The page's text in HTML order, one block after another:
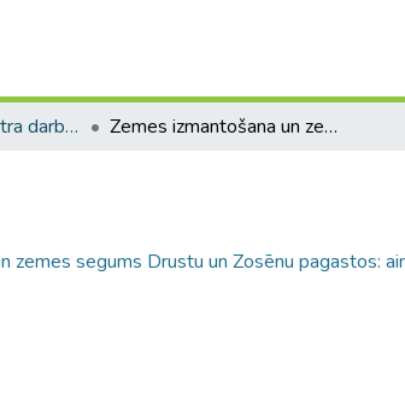
Bakalaura un maģistra darbi (EZTF) / Bachelor's and Master's theses Zemes izmantošana un zemes segums Drustu un Zosēnu pagastos: ainavu ekoloģiskā analīze un vērtējums
zemes segums Drustu un Zosēnu pagastos: